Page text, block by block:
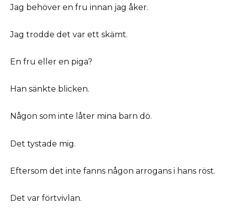
Jag behöver en fru innan jag åker.
Jag trodde det var ett skämt.
En fru eller en piga?
Han sänkte blicken.
Någon som inte låter mina barn dö.
Det tystade mig.
Eftersom det inte fanns någon arrogans i hans röst.
Det var förtvivlan.